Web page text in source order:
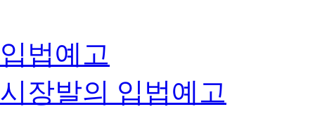
입법예고
시장발의 입법예고